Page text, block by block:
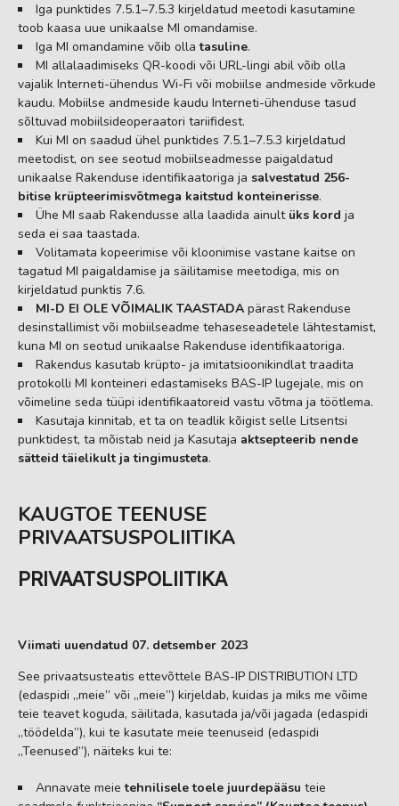
Iga punktides 7.5.1–7.5.3 kirjeldatud meetodi kasutamine
toob kaasa uue unikaalse MI omandamise.
Iga MI omandamine võib ollatasuline.
MI allalaadimiseks QR-koodi või URL-lingi abil võib olla
vajalik Interneti-ühendus Wi-Fi või mobiilse andmeside võrkude
kaudu. Mobiilse andmeside kaudu Interneti-ühenduse tasud
sõltuvad mobiilsideoperaatori tariifidest.
Kui MI on saadud ühel punktides 7.5.1–7.5.3 kirjeldatud
meetodist, on see seotud mobiilseadmesse paigaldatud
unikaalse Rakenduse identifikaatoriga ja salvestatud 256-
bitise krüpteerimisvõtmega kaitstud konteinerisse.
Ühe MI saab Rakendusse alla laadida ainult üks kord ja
seda ei saa taastada.
Volitamata kopeerimise või kloonimise vastane kaitse on
tagatud MI paigaldamise ja säilitamise meetodiga, mis on
kirjeldatud punktis 7.6.
MI-D EI OLE VÕIMALIK TAASTADA pärast Rakenduse
desinstallimist või mobiilseadme tehaseseadetele lähtestamist,
kuna MI on seotud unikaalse Rakenduse identifikaatoriga.
Rakendus kasutab krüpto- ja imitatsioonikindlat traadita
protokolli MI konteineri edastamiseks BAS-IP lugejale, mis on
võimeline seda tüüpi identifikaatoreid vastu võtma ja töötlema.
Kasutaja kinnitab, et ta on teadlik kõigist selle Litsentsi
punktidest, ta mõistab neid ja Kasutaja aktsepteerib nende
sätteid täielikult ja tingimusteta.
KAUGTOE TEENUSE
PRIVAATSUSPOLIITIKA
PRIVAATSUSPOLIITIKA
Viimati uuendatud 07. detsember 2023
See privaatsusteatis ettevõttele BAS-IP DISTRIBUTION LTD
(edaspidi „meie” või „meie”) kirjeldab, kuidas ja miks me võime
teie teavet koguda, säilitada, kasutada ja/või jagada (edaspidi
„töödelda”), kui te kasutate meie teenuseid (edaspidi
„Teenused”), näiteks kui te:
Annavate meietehnilisele toele juurdepääsu teie